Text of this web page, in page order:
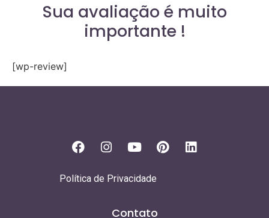
Sua avaliação é muito
importante !
[wp-review]
Política de Privacidade
Contato